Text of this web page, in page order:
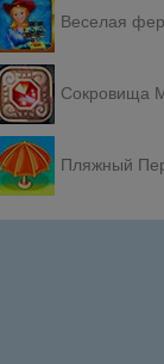
Веселая
Сокровища
Пляжный